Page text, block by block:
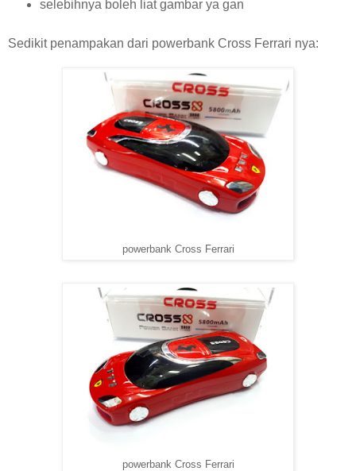
selebihnya boleh liat gambar ya gan
Sedikit penampakan dari powerbank Cross Ferrari nya:
powerbank Cross Ferrari
powerbank Cross Ferrari